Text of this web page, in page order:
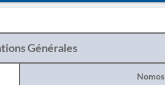
Générales
Nomos